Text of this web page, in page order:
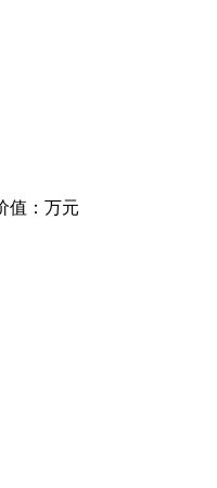
值： 万元